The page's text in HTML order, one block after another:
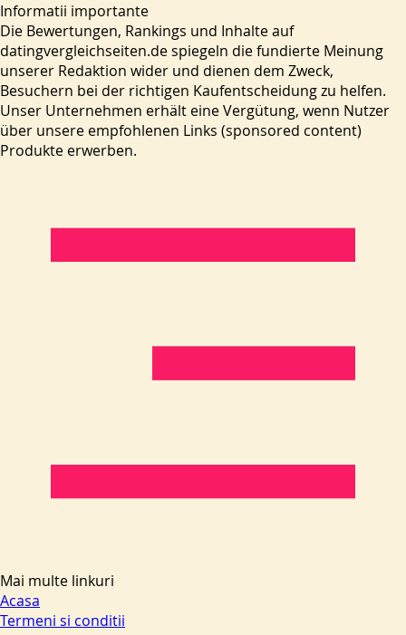
Informatii importante
Die Bewertungen, Rankings und Inhalte auf
datingvergleichseiten.de spiegeln die fundierte Meinung
unserer Redaktion wider und dienen dem Zweck,
Besuchern bei der richtigen Kaufentscheidung zu helfen.
Unser Unternehmen erhält eine Vergütung, wenn Nutzer
über unsere empfohlenen Links (sponsored content)
Produkte erwerben.
Mai multe linkuri
Acasa
Termeni si conditii